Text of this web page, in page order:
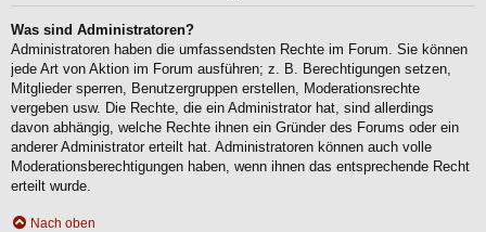
Was sind Administratoren?
Administratoren haben die umfassendsten Rechte im Forum. Sie können
jede Art von Aktion im Forum ausführen; z. B. Berechtigungen setzen,
Mitglieder sperren, Benutzergruppen erstellen, Moderationsrechte
vergeben usw. Die Rechte, die ein Administrator hat, sind allerdings
davon abhängig, welche Rechte ihnen ein Gründer des Forums oder ein
anderer Administrator erteilt hat. Administratoren können auch volle
Moderationsberechtigungen haben, wenn ihnen das entsprechende Recht
erteilt wurde.
Nach oben